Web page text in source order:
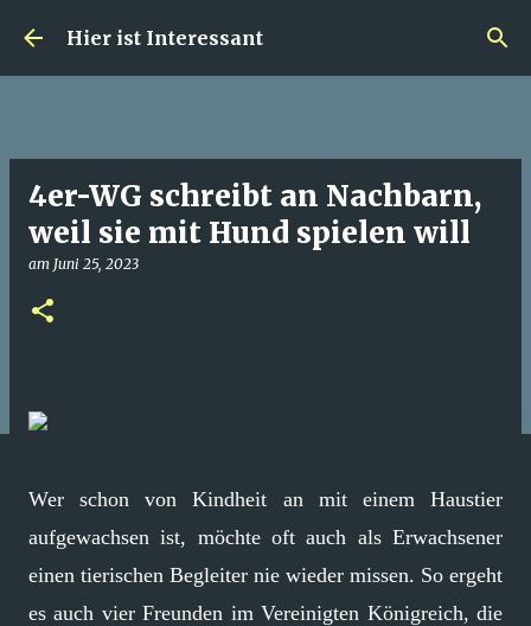
Direkt zum Hauptbereich
Hier ist Interessant
4er-WG schreibt an Nachbarn,
weil sie mit Hund spielen will
am Juni 25, 2023
Wer schon von Kindheit an mit einem Haustier
aufgewachsen ist, möchte oft auch als Erwachsener
einen tierischen Begleiter nie wieder missen. So ergeht
es auch vier Freunden im Vereinigten Königreich, die